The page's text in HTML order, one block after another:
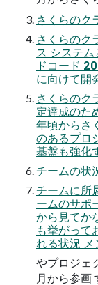
さくらのク
さくらのク
ス システ
ドコード
に向けて開
さくらのク
定達成のた
年頃からさ
のあるプロ
基盤も強化
チームの状
チームに所
ームのサポ
から見てか
も挙がって
れる状況
やプロジェ
月から参画